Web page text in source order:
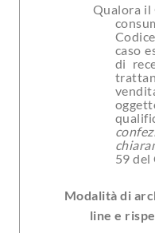
Qualora il Cliente sia qualificabile come
caso
di
59 del
Modalità di archiviazione del Contratto on
line e